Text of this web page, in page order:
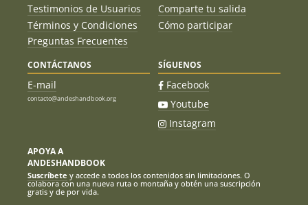
Testimonios de Usuarios
Términos y Condiciones
Preguntas Frecuentes
Comparte tu salida
Cómo participar
CONTÁCTANOS
E-mail
contacto@andeshandbook.org
SÍGUENOS
Facebook
Youtube
Instagram
APOYA A
ANDESHANDBOOK
Suscríbete y accede a todos los contenidos sin limitaciones. O
colabora con una nueva ruta o montaña y obtén una suscripción
gratis y de por vida.